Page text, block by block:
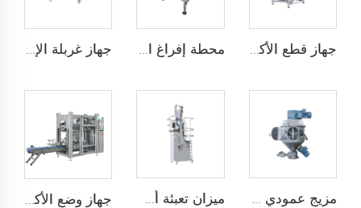
جهاز قطع الأكياس تلقائيًا محطة إفراغ الأكياس جهاز غربلة الإعصار
جهاز وضع الأكياس تلقائيًا JCN-G1-1A